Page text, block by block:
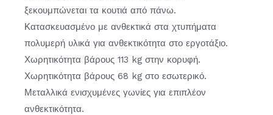
ξεκουμπώνεται τα κουτιά από πάνω.
Κατασκευασμένο με ανθεκτικά στα χτυπήματα
πολυμερή υλικά για ανθεκτικότητα στο εργοτάξιο.
Χωρητικότητα βάρους 113 kg στην κορυφή.
Χωρητικότητα βάρους 68 kg στο εσωτερικό.
Μεταλλικά ενισχυμένες γωνίες για επιπλέον
ανθεκτικότητα.